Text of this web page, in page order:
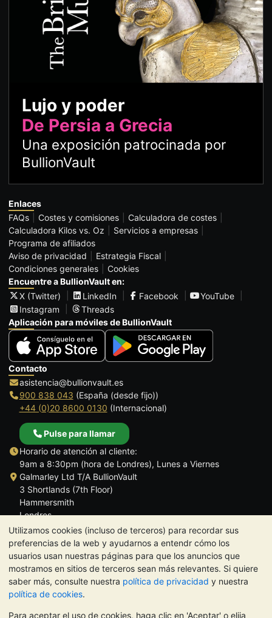
Utilizamos cookies (incluso de terceros) para recordar sus
preferencias de la web y ayudarnos a entendr cómo los
usuarios usan nuestras páginas para que los anuncios que
mostramos en sitios de terceros sean más relevantes. Si quiere
saber más, consulte nuestra política de privacidad y nuestra
política de cookies.
Para aceptar el uso de cookies, haga clic en 'Aceptar' o elija
Lujo y poder
De Persia a Grecia
Una exposición patrocinada por
BullionVault
Enlaces
FAQs
Costes y comisiones
Calculadora de costes
Calculadora Kilos vs. Oz
Servicios a empresas
Programa de afiliados
Aviso de privacidad
Estrategia Fiscal
Condiciones generales
Cookies
Encuentre a BullionVault en:
X (Twitter)
LinkedIn Facebook
YouTube
Instagram
Threads
Aplicación para móviles de BullionVault
Contacto
asistencia@bullionvault.es
900 838 043 (España (desde fijo))
+44 (0)20 8600 0130 (Internacional)
Pulse para llamar
Horario de atención al cliente:
9am a 8:30pm (hora de Londres), Lunes a Viernes
Galmarley Ltd T/A BullionVault
3 Shortlands (7th Floor)
Hammersmith
Londres
W6 8DA
Reino Unido
NOTA: El valor de los metales preciosos puede tanto bajar como